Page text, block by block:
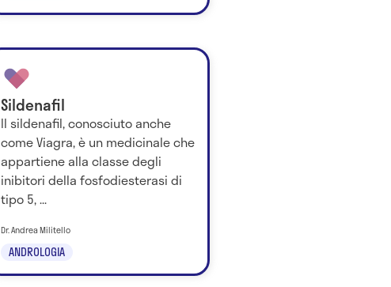
Sildenafil
Il sildenafil, conosciuto anche
come Viagra, è un medicinale che
appartiene alla classe degli
inibitori della fosfodiesterasi di
tipo 5, ...
ANDROLOGIA
Dr. Andrea Militello